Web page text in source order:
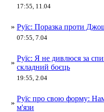
17:55, 11.04
» Руїс: Поразка проти
07:55, 7.04
»
Руїс: Я не дивлюся за
складний боєць
19:55, 2.04
»
Руїс про свою форму:
м'язи